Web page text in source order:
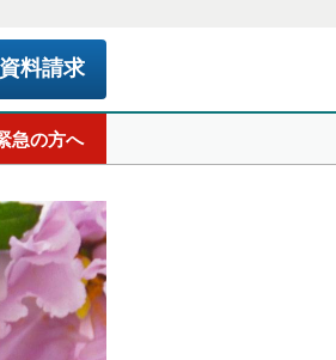
資料請求
急の方へ